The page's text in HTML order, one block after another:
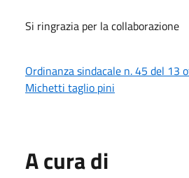
Si ringrazia per la collaborazione
Ordinanza sindacale n. 45 del 13
Michetti taglio pini
A cura di